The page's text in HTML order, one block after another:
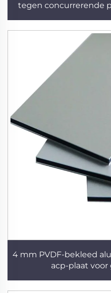
tegen concurrerende
4 mm PVDF-bekleed
acp-plaat